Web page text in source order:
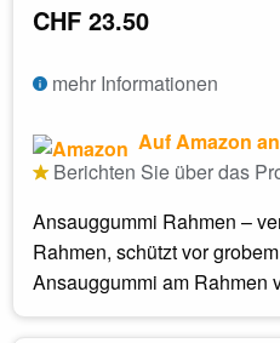
CHF 23.50
mehr Informationen
Auf Amazon
Berichten Sie über das
Ansauggummi Rahmen –
Rahmen, schützt vor
Ansauggummi am Rahmen